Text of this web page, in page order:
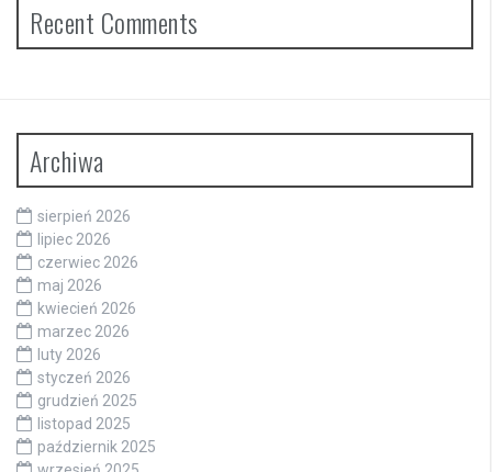
Recent Comments
Archiwa
sierpień 2026
lipiec 2026
czerwiec 2026
maj 2026
kwiecień 2026
marzec 2026
luty 2026
styczeń 2026
grudzień 2025
listopad 2025
październik 2025